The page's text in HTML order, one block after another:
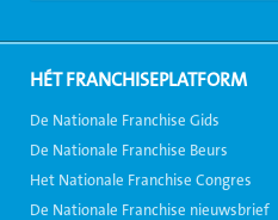
HÉT FRANCHISEPLATFORM
De Nationale Franchise Gids
De Nationale Franchise Beurs
Het Nationale Franchise Congres
De Nationale Franchise nieuwsbrief